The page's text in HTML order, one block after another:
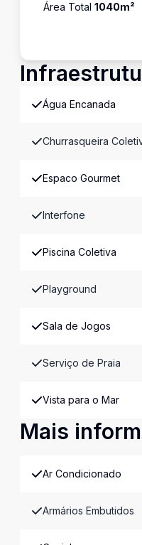
Área Total 1040m²
Água Encanada
Churrasqueira
Espaco Gourmet
Interfone
Piscina Coletiva
Playground
Sala de Jogos
Serviço de Praia
Vista para o Mar
Mais
Ar Condicionado
Armários Embutidos